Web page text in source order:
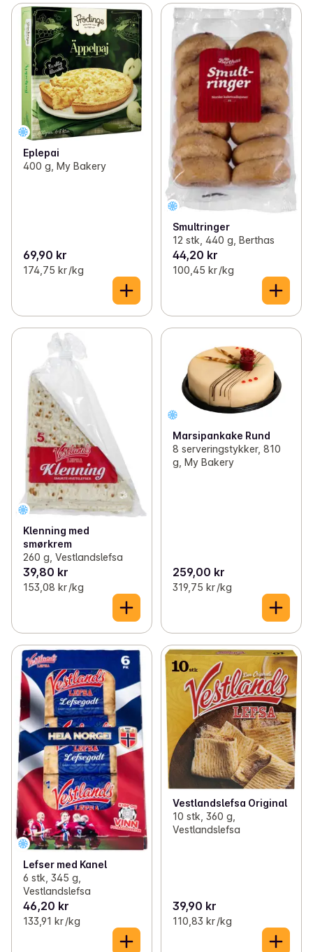
Eplepai
400 g, My Bakery
69,90 kr
174,75 kr /kg
Smultringer
12 stk, 440 g, Berthas
44,20 kr
100,45 kr /kg
Klenning med
smørkrem
260 g, Vestlandslefsa
39,80 kr
153,08 kr /kg
Marsipankake Rund
8 serveringstykker, 810
g, My Bakery
259,00 kr
319,75 kr /kg
Lefser med Kanel
6 stk, 345 g,
Vestlandslefsa
46,20 kr
133,91 kr /kg
Vestlandslefsa Original
10 stk, 360 g,
Vestlandslefsa
39,90 kr
110,83 kr /kg